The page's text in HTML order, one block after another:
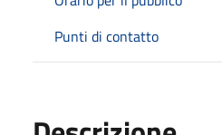
Punti di contatto